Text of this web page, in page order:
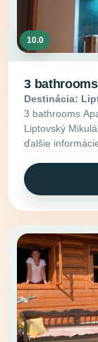
10.0
3
Destinácia:
3 bathrooms
Liptovský
ďalšie